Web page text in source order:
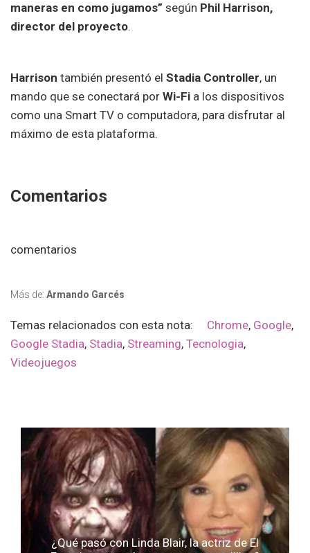
maneras en como jugamos” según Phil Harrison,
director del proyecto.
Harrison también presentó el Stadia Controller, un
mando que se conectará por Wi-Fi a los dispositivos
como una Smart TV o computadora, para disfrutar al
máximo de esta plataforma.
Comentarios
comentarios
Más de: Armando Garcés
Temas relacionados con esta nota: Chrome, Google,
Google Stadia, Stadia, Streaming, Tecnologia,
Videojuegos
¿Qué pasó con Linda Blair, la actriz de El